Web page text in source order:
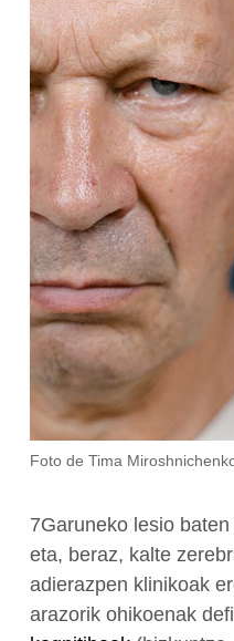
Foto de Tima
7Garuneko lesio
eta, beraz, kalte
adierazpen klinikoak
arazorik ohikoenak